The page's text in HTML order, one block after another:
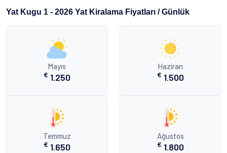
Yat Kugu 1 - 2026 Yat Kiralama Fiyatları / Günlük
Mayıs
€ 1.250
Haziran
€ 1.500
Temmuz
€ 1.650
Ağustos
€ 1.800